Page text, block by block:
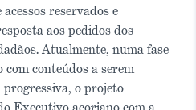
reservados e
aos pedidos dos
Atualmente, numa fase
conteúdos a serem
o projeto